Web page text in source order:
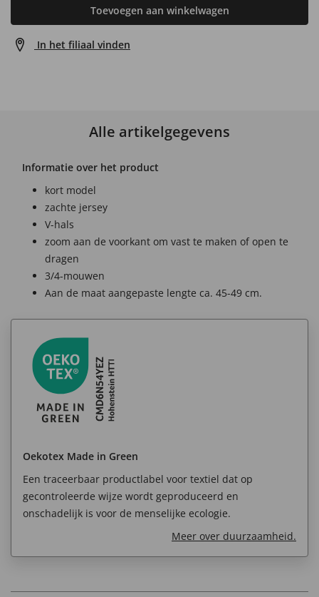
Toevoegen aan winkelwagen
In het filiaal vinden
Alle artikelgegevens
Informatie over het product
kort model
zachte jersey
V-hals
zoom aan de voorkant om vast te maken of open te
dragen
3/4-mouwen
Aan de maat aangepaste lengte ca. 45-49 cm.
Oekotex Made in Green
Een traceerbaar productlabel voor textiel dat op
gecontroleerde wijze wordt geproduceerd en
onschadelijk is voor de menselijke ecologie.
Meer over duurzaamheid.